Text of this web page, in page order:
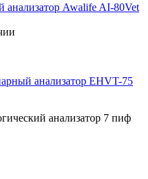
Awalife AI-80Vet
анализатор EHVT-75
анализатор 7 пиф